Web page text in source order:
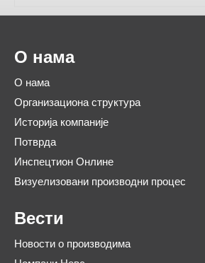
О нама
О нама
Организациона структура
Историја компаније
Потврда
Инспецтион Онлине
Визуелизовани производни процес
Вести
Новости о производима